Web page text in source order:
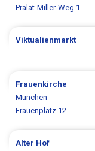
Prälat-Miller-Weg 1
Viktualienmarkt
Frauenkirche
München
Frauenplatz 12
Alter Hof